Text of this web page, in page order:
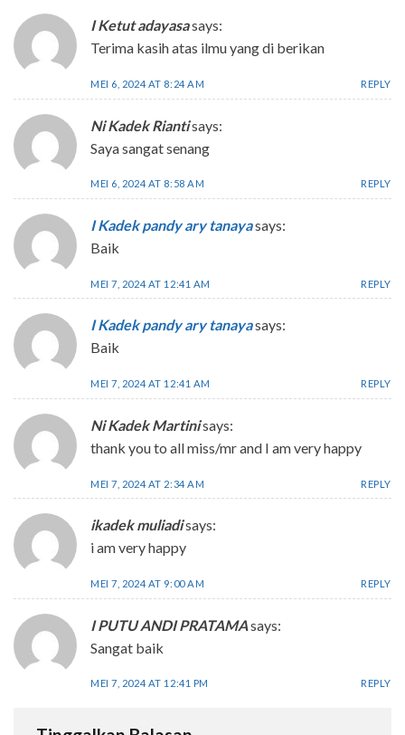
I Ketut adayasasays:
Terima kasih atas ilmu yang di berikan
MEI 6, 2024 AT 8:24 AM REPLY
Ni Kadek Riantisays:
Saya sangat senang
MEI 6, 2024 AT 8:58 AM REPLY
I Kadek pandy ary tanayasays:
Baik
MEI 7, 2024 AT 12:41 AM REPLY
I Kadek pandy ary tanayasays:
Baik
MEI 7, 2024 AT 12:41 AM REPLY
Ni Kadek Martinisays:
thank you to all miss/mr and I am very happy
MEI 7, 2024 AT 2:34 AM REPLY
ikadek muliadisays:
i am very happy
MEI 7, 2024 AT 9:00 AM REPLY
I PUTU ANDI PRATAMAsays:
Sangat baik
MEI 7, 2024 AT 12:41 PM REPLY